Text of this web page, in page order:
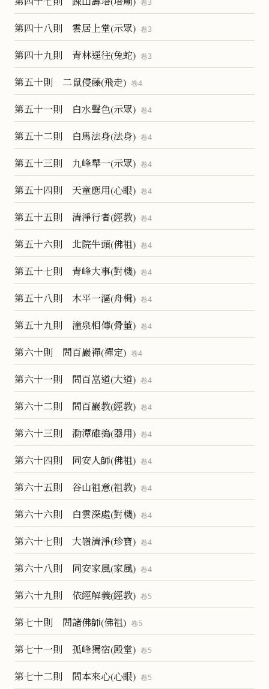
卷3
第四十八則 雲居上堂(示眾) 卷3
第四十九則 青林逕往(兔蛇) 卷3
第五十則 二鼠侵藤(飛走) 卷4
第五十一則 白水聲色(示眾) 卷4
第五十二則 白馬法身(法身) 卷4
第五十三則 九峰舉一(示眾) 卷4
第五十四則 天童應用(心眼) 卷4
第五十五則 清淨行者(經教) 卷4
第五十六則 北院牛頭(佛祖) 卷4
第五十七則 青峰大事(對機) 卷4
第五十八則 木平一漚(舟楫) 卷4
第五十九則 潼泉相傳(骨董) 卷4
第六十則 問百巖禪(禪定) 卷4
第六十一則 問百嵓道(大道) 卷4
第六十二則 問百巖教(經教) 卷4
第六十三則 泐潭碓搗(器用) 卷4
第六十四則 同安人師(佛祖) 卷4
第六十五則 谷山祖意(祖教) 卷4
第六十六則 白雲深處(對機) 卷4
第六十七則 大嶺清淨(珍寶) 卷4
第六十八則 同安家風(家風) 卷4
第六十九則 依經解義(經教) 卷5
第七十則 問諸佛師(佛祖) 卷5
第七十一則 孤峰獨宿(殿堂) 卷5
第七十二則 問本來心(心眼) 卷5